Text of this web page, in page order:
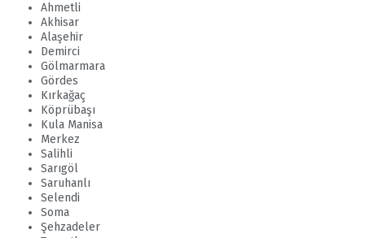
Ahmetli
Akhisar
Alaşehir
Demirci
Gölmarmara
Gördes
Kırkağaç
Köprübaşı
Kula Manisa
Merkez
Salihli
Sarıgöl
Saruhanlı
Selendi
Soma
Şehzadeler